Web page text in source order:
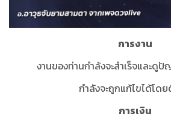
การงาน
งานของท่านกำลังจะสำเร็จและดู
กำลังจะถูกแก้ไขได้โด
การเงิน